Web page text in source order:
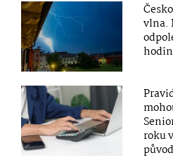
vlna.
roku